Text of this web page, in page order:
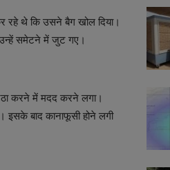
रहे थे कि उसने बैग खोल दिया।
उन्हें समेटने में जुट गए।
करने में मदद करने लगा।
बाद कानाफूसी होने लगी